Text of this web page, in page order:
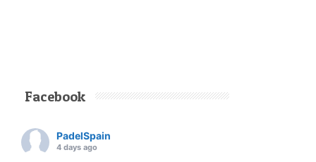
Facebook
PadelSpain
4 days ago